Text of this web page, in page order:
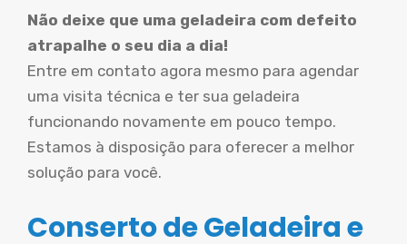
Não deixe que uma geladeira com defeito
atrapalhe o seu dia a dia!
Entre em contato agora mesmo para agendar
uma visita técnica e ter sua geladeira
funcionando novamente em pouco tempo.
Estamos à disposição para oferecer a melhor
solução para você.
Conserto de Geladeira e